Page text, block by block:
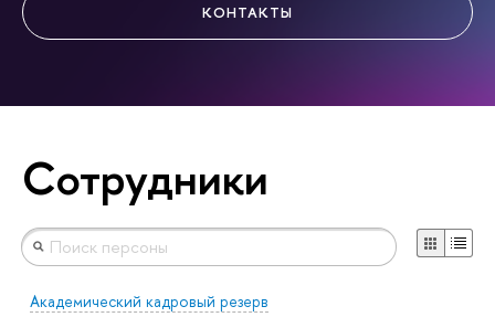
КОНТАКТЫ
Сотрудники
Академический кадровый резерв